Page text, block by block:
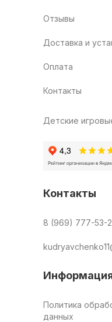
Отзывы
Доставка и
Оплата
Контакты
Детские
Контакты
8 (969) 777-53-
Политика
данных